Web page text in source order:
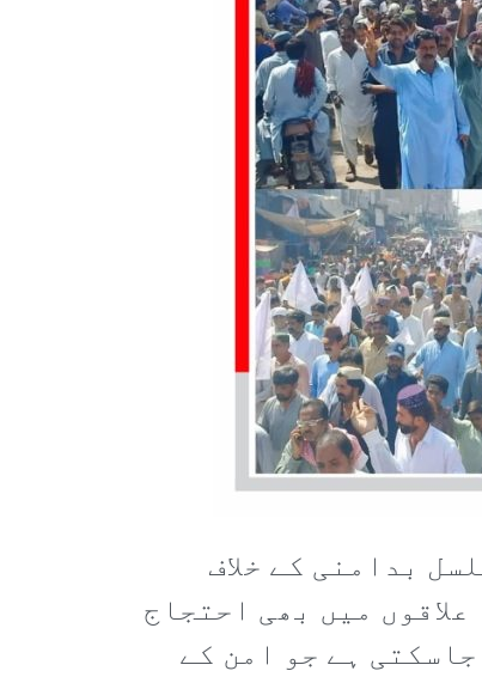
بدامنی کے خلاف
میں بھی احتجاج
ہے جو امن کے